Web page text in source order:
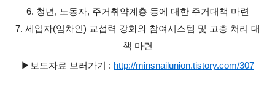
6. 청년, 노동자, 주거취약계층 등에 대한 주거대책 마련
7. 세입자(임차인) 교섭력 강화와 참여시스템 및 고충 처리 대
책 마련
▶보도자료 보러가기 : http://minsnailunion.tistory.com/307